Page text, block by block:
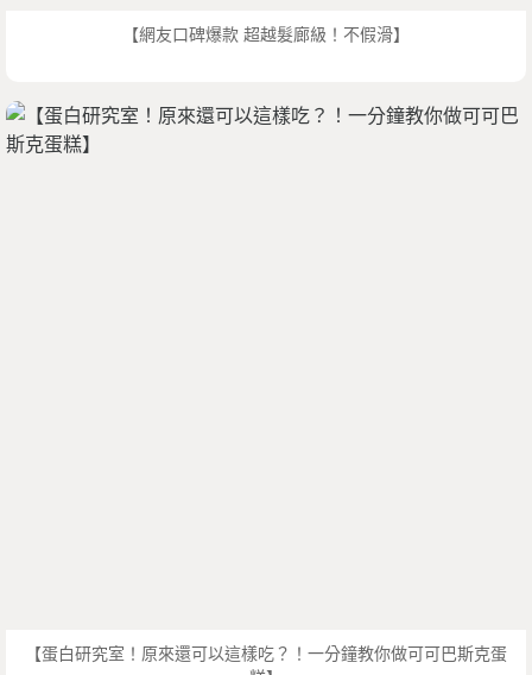
【網友口碑爆款 超越髮廊級！不假滑】
【蛋白研究室！原來還可以這樣吃？！一分鐘教你做可可巴斯克蛋